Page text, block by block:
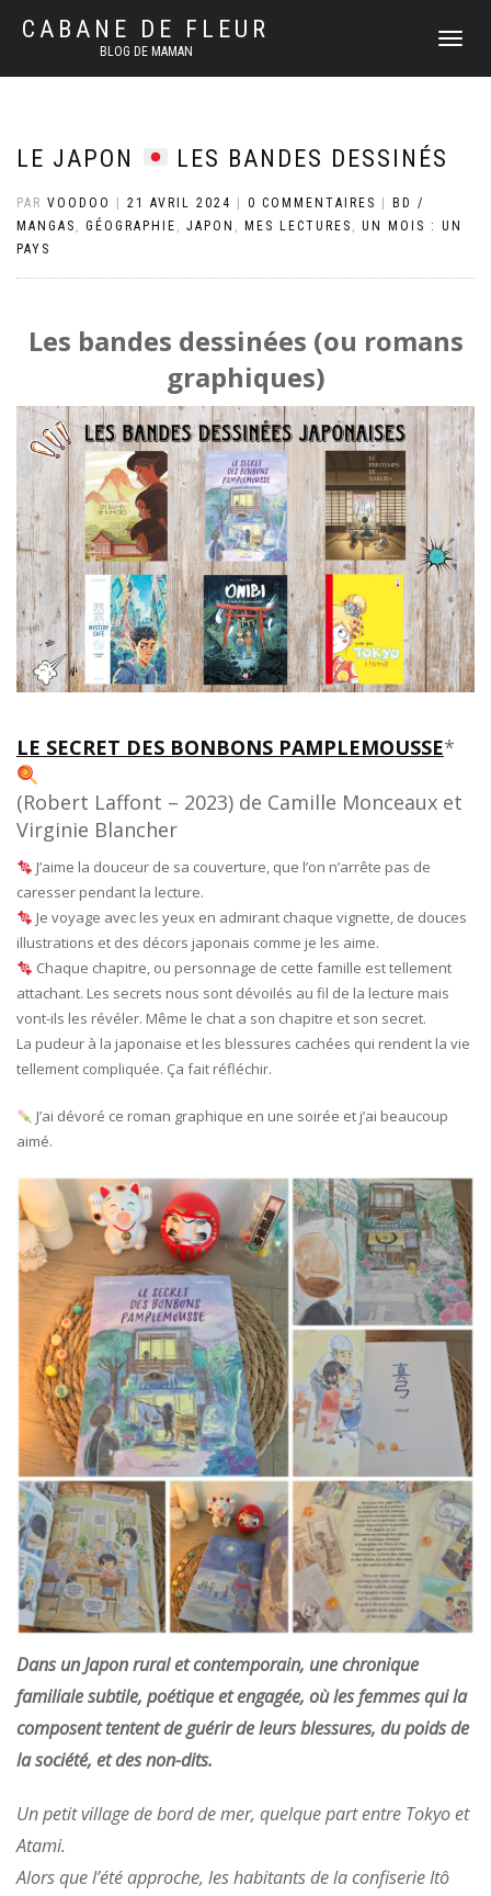
CABANE DE FLEUR
BLOG DE MAMAN
DÉPLIER
LE JAPON LES BANDES DESSINÉS
PAR VOODOO 21 AVRIL 2024 0 COMMENTAIRES
BD /
MANGAS , GÉOGRAPHIE , JAPON , MES LECTURES , UN MOIS : UN
PAYS
Les bandes dessinées (ou romans
graphiques)
LE SECRET DES BONBONS PAMPLEMOUSSE*
(Robert Laffont – 2023) de Camille Monceaux et
Virginie Blancher
J’aime la douceur de sa couverture, que l’on n’arrête pas de
caresser pendant la lecture.
Je voyage avec les yeux en admirant chaque vignette, de douces
illustrations et des décors japonais comme je les aime.
Chaque chapitre, ou personnage de cette famille est tellement
attachant. Les secrets nous sont dévoilés au fil de la lecture mais
vont-ils les révéler. Même le chat a son chapitre et son secret.
La pudeur à la japonaise et les blessures cachées qui rendent la vie
tellement compliquée. Ça fait réfléchir.
J’ai dévoré ce roman graphique en une soirée et j’ai beaucoup
aimé.
Dans un Japon rural et contemporain, une chronique
familiale subtile, poétique et engagée, où les femmes qui la
composent tentent de guérir de leurs blessures, du poids de
la société, et des non-dits.
Un petit village de bord de mer, quelque part entre Tokyo et
Atami.
Alors que l’été approche, les habitants de la confiserie Itô